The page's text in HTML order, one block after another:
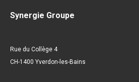
Synergie Groupe
Rue du Collège 4
CH-1400 Yverdon-les-Bains